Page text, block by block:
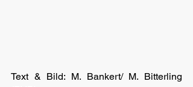
Text & Bild: M. Bankert/ M. Bitterling